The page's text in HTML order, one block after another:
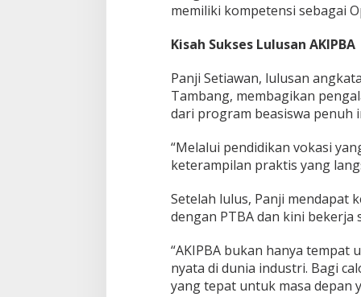
memiliki kompetensi sebagai
Kisah Sukses Lulusan AKIPBA
Panji Setiawan, lulusan
Tambang, membagikan
dari program beasiswa penuh
“Melalui pendidikan vokasi
keterampilan praktis yang
Setelah lulus, Panji mendapat
dengan PTBA dan kini
“AKIPBA bukan hanya
nyata di dunia industri. Bagi
yang tepat untuk masa depan